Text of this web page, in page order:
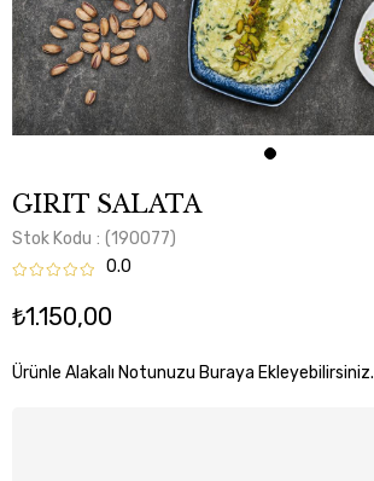
GIRIT SALATA
Stok Kodu
(190077)
0.0
₺1.150,00
Ürünle Alakalı Notunuzu Buraya Ekleyebilirsiniz.